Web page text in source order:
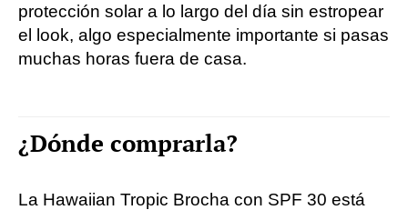
protección solar a lo largo del día sin estropear
el look, algo especialmente importante si pasas
muchas horas fuera de casa.
¿Dónde comprarla?
La Hawaiian Tropic Brocha con SPF 30 está